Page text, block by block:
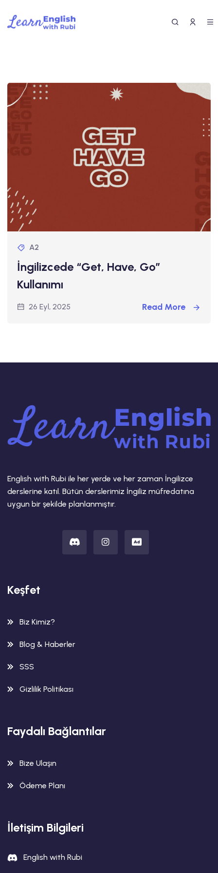
A2
İngilizcede “Get, Have, Go”
Kullanımı
26 Eyl, 2025 Read More
English with Rubi ile her yerde ve her zaman İngilizce
derslerine katıl. Bütün derslerimiz İngiliz müfredatına
uygun bir şekilde planlanmıştır.
Keşfet
Biz Kimiz?
Blog & Haberler
SSS
Gizlilik Politikası
Faydalı Bağlantılar
Bize Ulaşın
Ödeme Planı
İletişim Bilgileri
English with Rubi